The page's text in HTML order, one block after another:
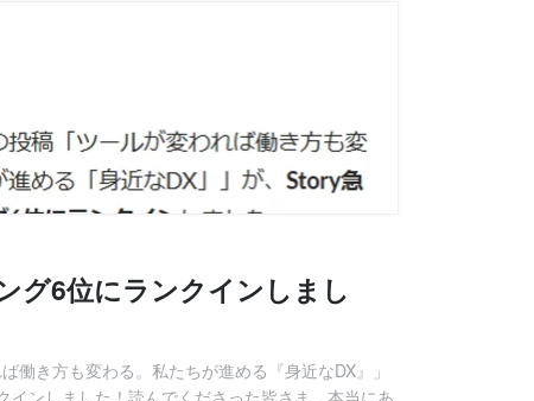
グ6位にランクインしまし
働き方も変わる。私たちが進める『身近なDX』」
インしました！読んでくださった皆さま、本当にあ